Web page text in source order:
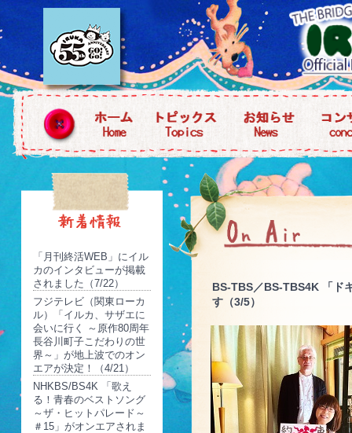
「月刊終活WEB」にイル
カのインタビューが掲載
されました（7/22）
フジテレビ（関東ローカ
ル）「イルカ、サザエに
会いに行く ～原作80周年
長谷川町子こだわりの世
界～」が地上波でのオン
エアが決定！（4/21）
NHKBS/BS4K 「歌え
る！青春のベストソング
～ザ・ヒットパレード～
＃15」がオンエアされま
BS-TBS／BS-TBS4K 「ド
す（3/5）